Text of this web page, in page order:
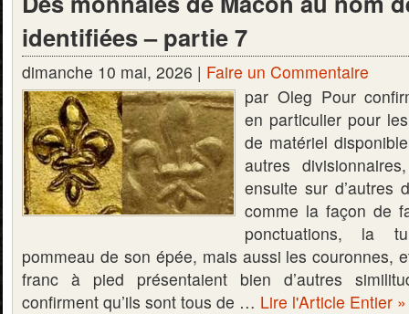
identifiées – partie 7
dimanche 10 mai, 2026 | Faire un Commentaire
par Oleg Pour
en particulier pour
de matériel
autres
ensuite sur d’autres
comme la façon de
ponctuations, la
pommeau de son épée, mais aussi les couronnes,
franc à pied présentaient bien d’autres
confirment qu’ils sont tous de … Lire l'Article Entier »